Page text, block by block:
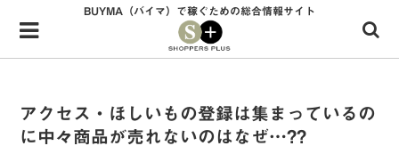
Menu
HOME
34歳独身OLバイマ実践記
BUYMA（バイマ）で稼ぐための総合情報サイト
アクセス・ほしいもの登録は集まっているの
に中々商品が売れないのはなぜ…??